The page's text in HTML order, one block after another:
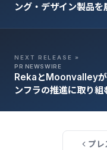
ング・デザイン製品
NEXT RELEASE »
PR NEWSWIRE
RekaとMoonvalleyが
ンフラの推進に取り組
プレ